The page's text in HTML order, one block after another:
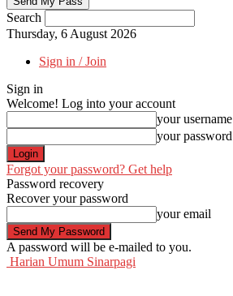
Search
Thursday, 6 August 2026
Sign in / Join
Sign in
Welcome! Log into your account
your username
your password
Forgot your password? Get help
Password recovery
Recover your password
your email
A password will be e-mailed to you.
Harian Umum Sinarpagi